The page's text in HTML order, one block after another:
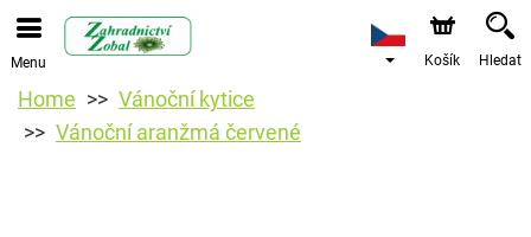
Menu Košík Hledat
Home
Vánoční kytice
Vánoční aranžmá červené